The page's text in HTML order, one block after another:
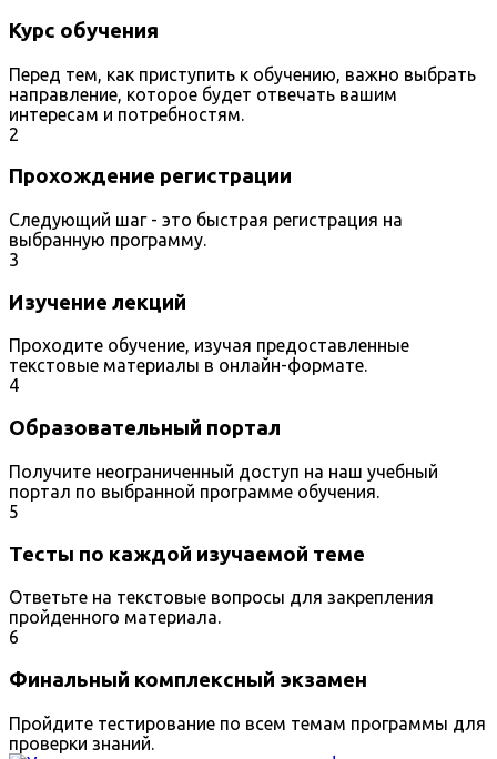
Курс обучения
Перед тем, как приступить к обучению, важно выбрать
направление, которое будет отвечать вашим
интересам и потребностям.
2
Прохождение регистрации
Следующий шаг - это быстрая регистрация на
выбранную программу.
3
Изучение лекций
Проходите обучение, изучая предоставленные
текстовые материалы в онлайн-формате.
4
Образовательный портал
Получите неограниченный доступ на наш учебный
портал по выбранной программе обучения.
5
Тесты по каждой изучаемой теме
Ответьте на текстовые вопросы для закрепления
пройденного материала.
6
Финальный комплексный экзамен
Пройдите тестирование по всем темам программы для
проверки знаний.